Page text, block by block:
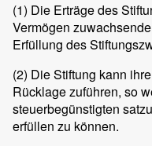
(1) Die Erträge des
Vermögen
Erfüllung des
(2) Die Stiftung kann
Rücklage zuführen, so
steuerbegünstigten
erfüllen zu können.